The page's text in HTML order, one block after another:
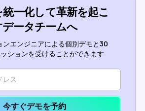
一化して革新を起こ
ータチームへ
ンエンジニアによる個別デモと30
ションを受けることができます
今すぐデモを予約